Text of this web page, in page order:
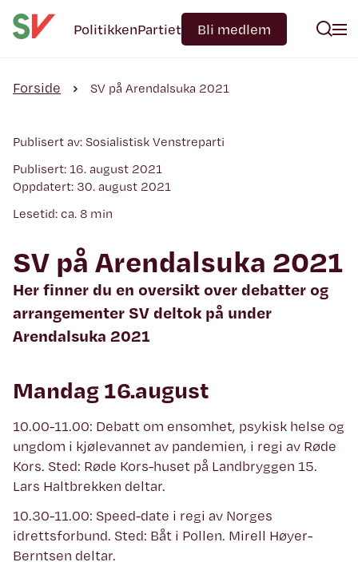
PolitikkenPartiet Bli medlem
Forside SV på Arendalsuka 2021
Publisert av: Sosialistisk Venstreparti
Publisert: 16. august 2021
Oppdatert: 30. august 2021
Lesetid: ca. 8 min
SV på Arendalsuka 2021
Her finner du en oversikt over debatter og
arrangementer SV deltok på under
Arendalsuka 2021
Mandag 16.august
10.00-11.00: Debatt om ensomhet, psykisk helse og
ungdom i kjølevannet av pandemien, i regi av Røde
Kors. Sted: Røde Kors-huset på Landbryggen 15.
Lars Haltbrekken deltar.
10.30-11.00: Speed-date i regi av Norges
idrettsforbund. Sted: Båt i Pollen. Mirell Høyer-
Berntsen deltar.